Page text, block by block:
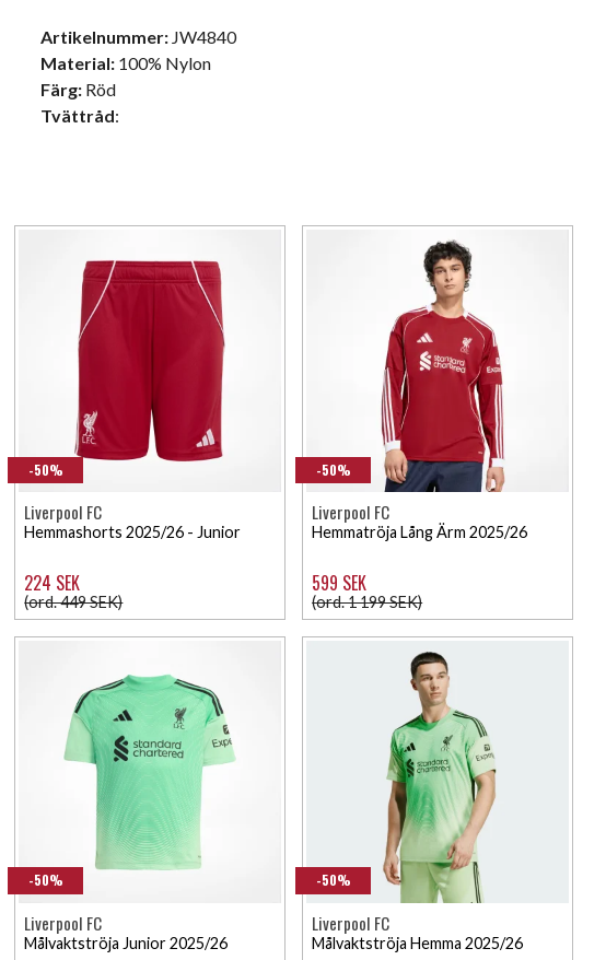
Artikelnummer: JW4840
Material: 100% Nylon
Färg: Röd
Tvättråd:
-50%
Liverpool FC
Hemmashorts 2025/26 - Junior
224 SEK
(ord. 449 SEK)
-50%
Liverpool FC
Hemmatröja Lång Ärm 2025/26
599 SEK
(ord. 1 199 SEK)
-50%
Liverpool FC
Målvaktströja Junior 2025/26
-50%
Liverpool FC
Målvaktströja Hemma 2025/26